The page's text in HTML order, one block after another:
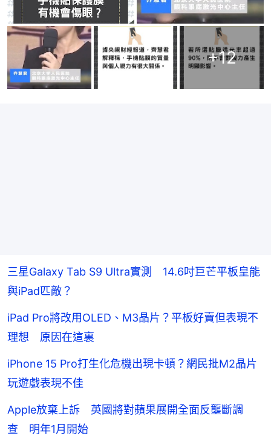
+12
三星Galaxy Tab S9 Ultra實測 14.6吋巨芒平板皇能
與iPad匹敵？
iPad Pro將改用OLED、M3晶片？平板好賣但表現不
理想 原因在這裏
iPhone 15 Pro打生化危機出現卡頓？網民批M2晶片
玩遊戲表現不佳
Apple放棄上訴 英國將對蘋果展開全面反壟斷調
查 明年1月開始